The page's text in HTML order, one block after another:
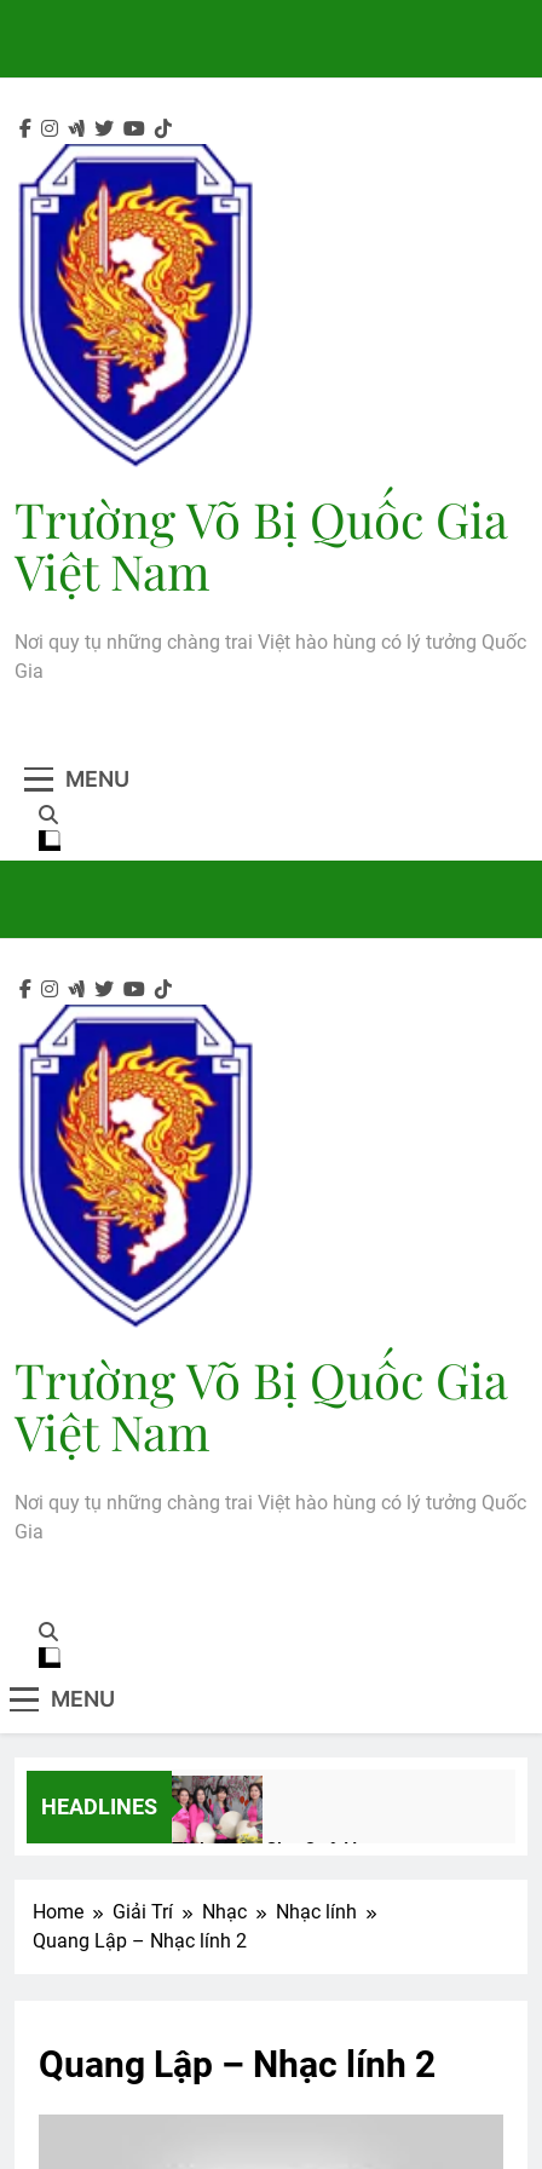
Trường Võ Bị Quốc Gia
Việt Nam
Nơi quy tụ những chàng trai Việt hào hùng có lý tưởng Quốc
Gia
MENU
Trường Võ Bị Quốc Gia
Việt Nam
Nơi quy tụ những chàng trai Việt hào hùng có lý tưởng Quốc
Gia
MENU
HEADLINES
Tình Xuân Cho Quê Hương
English For Today book 2
1 Year Ago
Home Giải Trí Nhạc
Nhạc lính
Quang Lập – Nhạc lính 2
Quang Lập – Nhạc lính 2